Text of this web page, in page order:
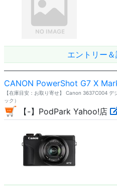
エントリー
CANON PowerShot G7 X
【在庫目安：お取り寄せ】 Canon 3637C004
ック）
【-】PodPark Yahoo!店